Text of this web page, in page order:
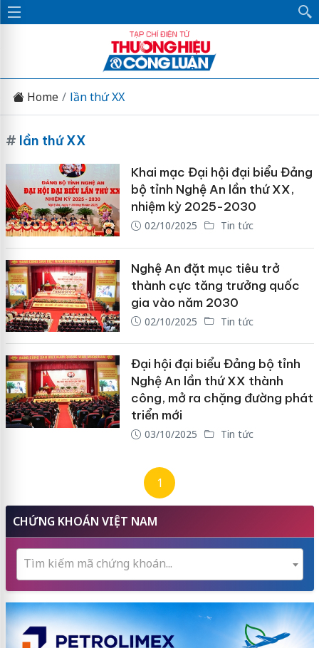
Home lần thứ XX
# lần thứ XX
Khai mạc Đại hội đại biểu Đảng
bộ tỉnh Nghệ An lần thứ XX,
nhiệm kỳ 2025-2030
02/10/2025 Tin tức
Nghệ An đặt mục tiêu trở
thành cực tăng trưởng quốc
gia vào năm 2030
02/10/2025 Tin tức
Đại hội đại biểu Đảng bộ tỉnh
Nghệ An lần thứ XX thành
công, mở ra chặng đường phát
triển mới
03/10/2025 Tin tức
1
CHỨNG KHOÁN VIỆT NAM
Tìm kiếm mã chứng khoán...